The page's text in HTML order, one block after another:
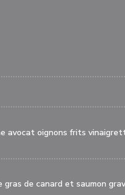
avocat oignons frits
de canard et saumon